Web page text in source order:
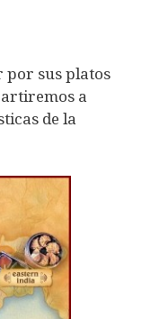
por sus platos
a
de la